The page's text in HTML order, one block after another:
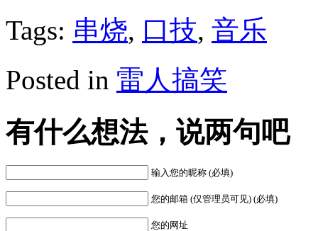
Tags: 串烧, 口技, 音乐
Posted in 雷人搞笑
有什么想法，说两句吧
输入您的昵称 (必填)
您的邮箱 (仅管理员可见) (必填)
您的网址